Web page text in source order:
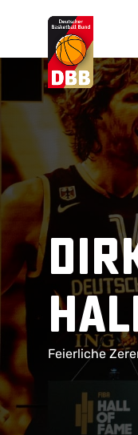
Suchvorschläge
Lorem Ipsum
Amet Valputo
Feierliche